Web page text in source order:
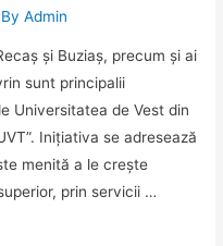
Admin
și Buziaș, precum și ai
sunt principalii
Universitatea de Vest din
Inițiativa se adresează
menită a le crește
prin servicii …